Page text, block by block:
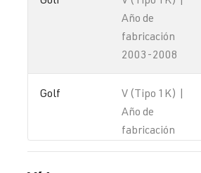
Año de
fabricación
2003-2008
Golf
V (Tipo 1K) |
Año de
fabricación
2003-2008